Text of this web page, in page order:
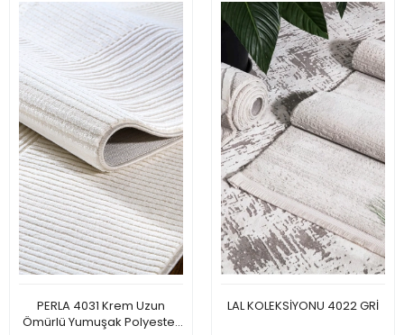
PERLA 4031 Krem Uzun
Ömürlü Yumuşak Polyester
LAL KOLEKSİYONU 4022 GRİ